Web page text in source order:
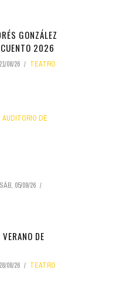
GONZÁLEZ
2026
08/26
TEATRO
AUDITORIO DE
SÁB, 05/09/26
DE
08/26
TEATRO